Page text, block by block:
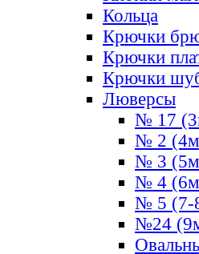
Кольца
Крючки
Крючки
Крючки
Люверсы
№ 17
№ 2
№ 3
№ 4
№ 5 (7-
№24